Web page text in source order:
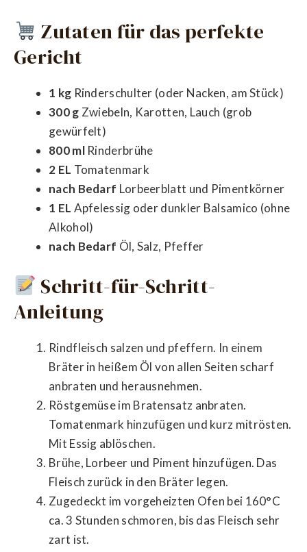
Zutaten für das perfekte
Gericht
1 kg Rinderschulter (oder Nacken, am Stück)
300 g Zwiebeln, Karotten, Lauch (grob
gewürfelt)
800 mlRinderbrühe
2 EL Tomatenmark
nach Bedarf Lorbeerblatt und Pimentkörner
1 EL Apfelessig oder dunkler Balsamico (ohne
Alkohol)
nach Bedarf Öl, Salz, Pfeffer
Schritt-für-Schritt-
Anleitung
Rindfleisch salzen und pfeffern. In einem
Bräter in heißem Öl von allen Seiten scharf
anbraten und herausnehmen.
Röstgemüse im Bratensatz anbraten.
Tomatenmark hinzufügen und kurz mitrösten.
Mit Essig ablöschen.
Brühe, Lorbeer und Piment hinzufügen. Das
Fleisch zurück in den Bräter legen.
Zugedeckt im vorgeheizten Ofen bei 160°C
ca. 3 Stunden schmoren, bis das Fleisch sehr
zart ist.